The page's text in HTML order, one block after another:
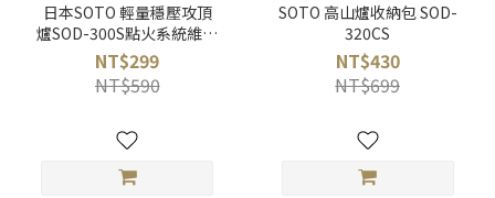
日本SOTO 輕量穩壓攻頂
爐SOD-300S點火系統維修
組 OD-1RP
NT$299
NT$590
SOTO 高山爐收納包 SOD-
320CS
NT$430
NT$699